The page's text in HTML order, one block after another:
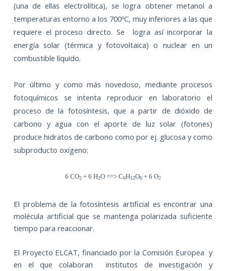
(una de ellas electrolítica), se logra obtener metanol a
temperaturas entorno a los 700ºC, muy inferiores a las que
requiere el proceso directo. Se
logra así incorporar la
energía solar (térmica y fotovoltaica) o nuclear en un
combustible líquido.
Por último y como más novedoso, mediante procesos
fotoquímicos se intenta reproducir en laboratorio el
proceso de la fotosíntesis, que a partir de dióxido de
carbono y agua con el aporte de luz solar (fotones)
produce hidratos de carbono como por ej. glucosa y como
subproducto oxígeno:
6 CO2+ 6 H2O ==> C6H12O6+ 6 O2
El problema de la fotosíntesis artificial es encontrar una
molécula artificial que se mantenga polarizada suficiente
tiempo para reaccionar.
El Proyecto ELCAT, financiado por la Comisión Europea y
en el que colaboran
institutos de investigación y